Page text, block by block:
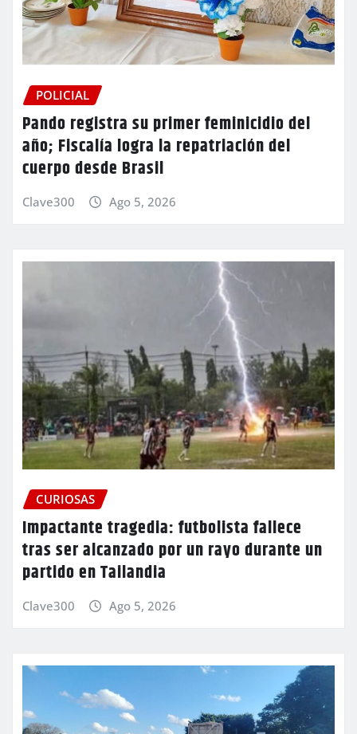
POLICIAL
Pando registra su primer feminicidio del
año; Fiscalía logra la repatriación del
cuerpo desde Brasil
Clave300 Ago 5, 2026
CURIOSAS
Impactante tragedia: futbolista fallece
tras ser alcanzado por un rayo durante un
partido en Tailandia
Clave300 Ago 5, 2026